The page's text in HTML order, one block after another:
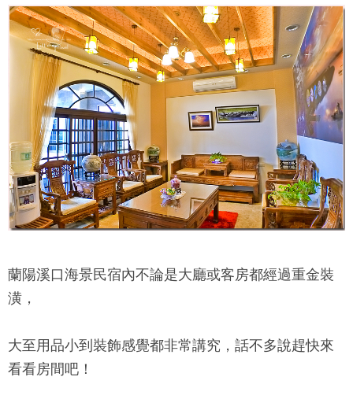
蘭陽溪口海景民宿內不論是大廳或客房都經過重金裝
潢，
大至用品小到裝飾感覺都非常講究，話不多說趕快來
看看房間吧！